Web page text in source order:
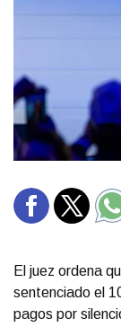
El juez ordena
sentenciado el
pagos por